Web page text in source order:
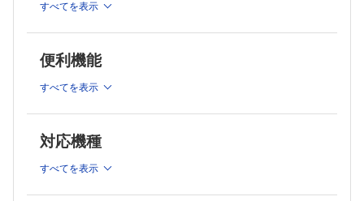
≫ 【Topic】非挿管呼吸補助（NPPVとHFNC）
CHAP.05 脈の諸問題（1）周術期不整脈
≫ 【Topic】オーバードライブペーシング
≫ CHAP.06【Topic】Temporary CRT in CICU
CHAP.07 モニタリング（1）循環系
CHAP.08 モニタリング（2）呼吸系
CHAP.09 心エコー in CICU
すべてを表示
便利機能
すべてを表示
対応機種
すべてを表示